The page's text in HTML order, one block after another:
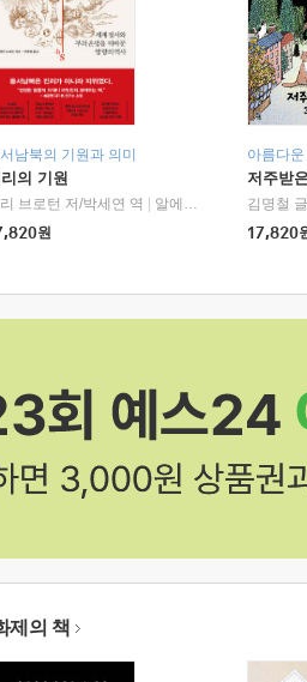
남북의 기원과 의미
의 기원
브로턴 저/박세연 역
알에이치코리아(RHK)
원
아름다운
저주받
김명철
17,820
제의 책